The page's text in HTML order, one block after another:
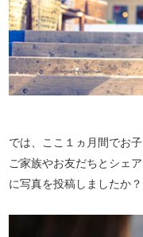
では、ここ１ヵ月間でお
ご家族やお友だちとシェ
に写真を投稿しましたか？